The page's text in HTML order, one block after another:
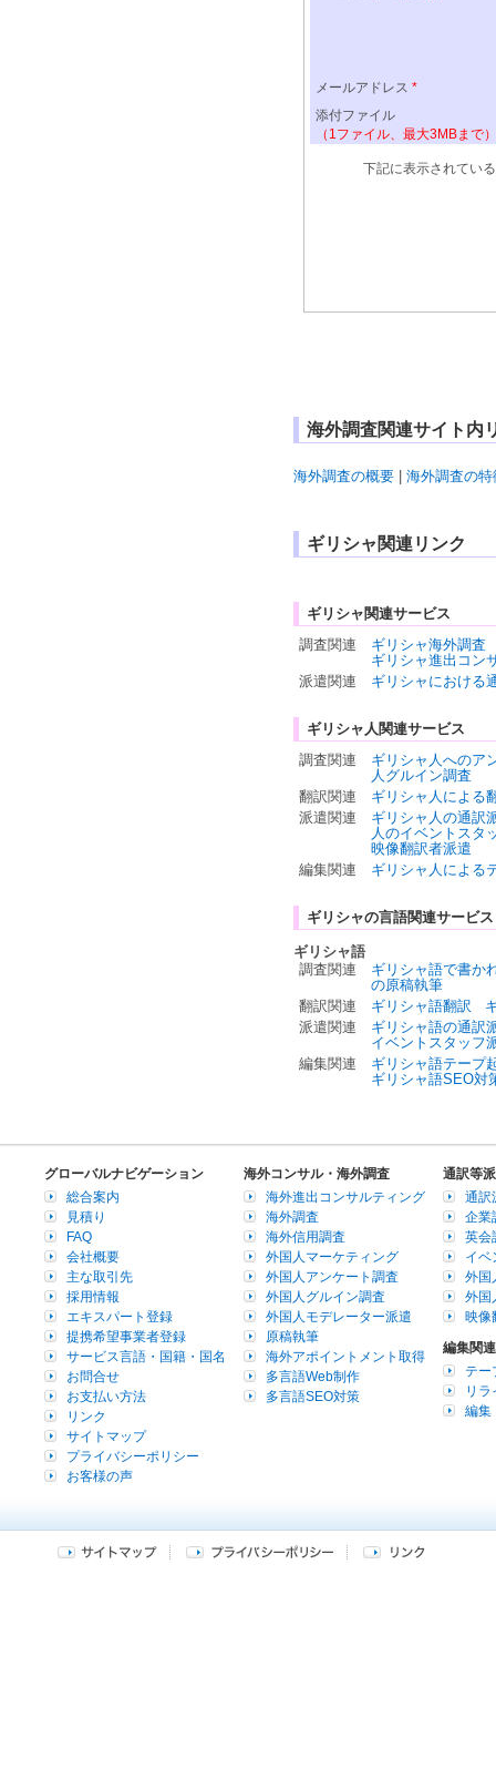
海外調査関連サイト内
海外調査の概要 海外調査の特
ギリシャ関連リンク
ギリシャ関連サービス
調査関連
ギリシャ海外調査
ギリシャ進出コン
派遣関連
ギリシャにおける
ギリシャ人関連サービス
調査関連
ギリシャ人へのア
人グルイン調査
翻訳関連
ギリシャ人による
派遣関連
ギリシャ人の通訳
人のイベントスタ
映像翻訳者派遣
編集関連
ギリシャ人による
ギリシャの言語関連サービス
ギリシャ語
調査関連
ギリシャ語で書か
の原稿執筆
翻訳関連
ギリシャ語翻訳
派遣関連
ギリシャ語の通訳
イベントスタッフ
編集関連
ギリシャ語テープ
ギリシャ語SEO対
グローバルナビゲーション
総合案内
見積り
FAQ
会社概要
主な取引先
採用情報
エキスパート登録
提携希望事業者登録
サービス言語・国籍・国名
お問合せ
お支払い方法
リンク
サイトマップ
プライバシーポリシー
お客様の声
海外コンサル・海外調査
海外進出コンサルティング
海外調査
海外信用調査
外国人マーケティング
外国人アンケート調査
外国人グルイン調査
外国人モデレーター派遣
原稿執筆
海外アポイントメント取得
多言語Web制作
多言語SEO対策
通訳等
通訳
企業
英会
イベ
外国
外国
映像
編集関連
テー
リラ
編集